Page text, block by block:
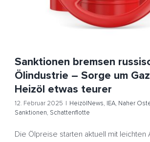
Sanktionen bremsen
Ölindustrie – Sorge um
Heizöl etwas teurer
12. Februar 2025 | HeizölNews, IEA, Naher
Sanktionen, Schattenflotte
Die Ölpreise starten aktuell mit leichten